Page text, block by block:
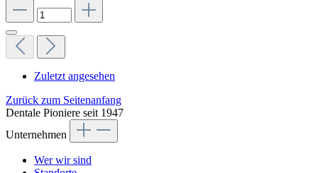
Zuletzt angesehen
Zurück zum Seitenanfang
Dentale Pioniere seit 1947
Unternehmen
Wer wir sind